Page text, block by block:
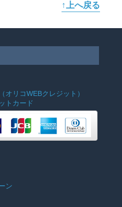
↑上へ戻る
（オリコWEBクレジット）
トカード
ン